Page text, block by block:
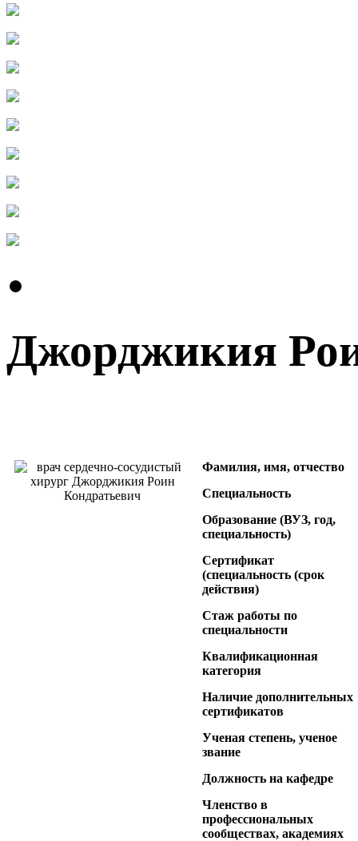
Джорджикия
Фамилия, имя, отчество
Специальность
Образование (ВУЗ, год,
специальность)
Сертификат
(специальность (срок
действия)
Стаж работы по
специальности
Квалификационная
категория
Наличие дополнительных
сертификатов
Ученая степень, ученое
звание
Должность на кафедре
Членство в
профессиональных
сообществах, академиях